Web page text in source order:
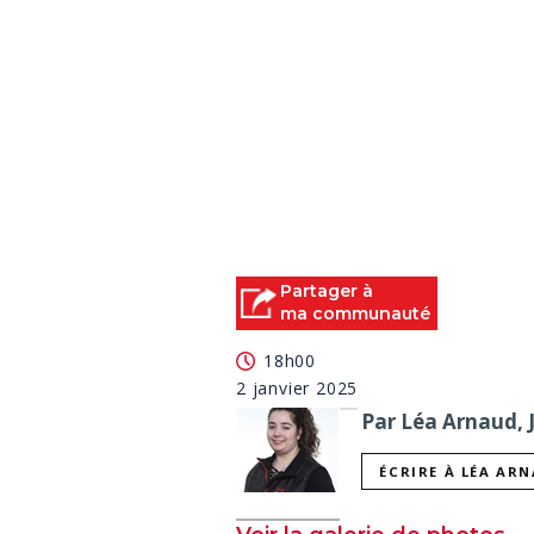
Partager à
ma communauté
18h00
2 janvier 2025
Par Léa Arnaud,
ÉCRIRE À LÉA